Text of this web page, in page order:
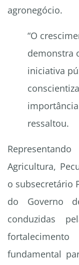
agronegócio.
“O
demonstra
iniciativa
ressaltou.
Agricultura,
o subsecretário
do Governo
conduzidas
fundamental